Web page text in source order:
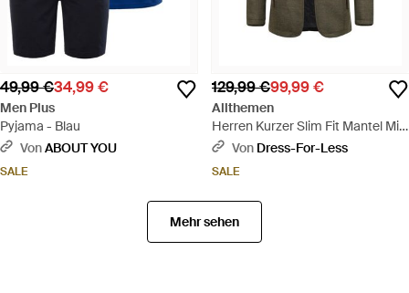
49,99 €34,99 €
Men Plus
Pyjama - Blau
VonABOUT YOU
SALE
129,99 €99,99 €
Allthemen
Herren Kurzer Slim Fit Mantel Mit
Stehkragen Business Casual
Von Dress-For-Less
SALE
Mehr sehen